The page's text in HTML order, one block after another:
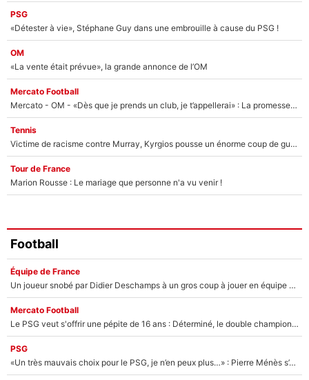
PSG
«Détester à vie», Stéphane Guy dans une embrouille à cause du PSG !
OM
«La vente était prévue», la grande annonce de l’OM
Mercato Football
Mercato - OM - «Dès que je prends un club, je t’appellerai» : La promesse de Marcelino au moment de claquer la porte
Tennis
Victime de racisme contre Murray, Kyrgios pousse un énorme coup de gueule !
Tour de France
Marion Rousse : Le mariage que personne n'a vu venir !
Football
Équipe de France
Un joueur snobé par Didier Deschamps à un gros coup à jouer en équipe de France : Zinedine Zidane a trouvé son numéro 9 ?
Mercato Football
Le PSG veut s'offrir une pépite de 16 ans : Déterminé, le double champion d'Europe en titre est prêt à lâcher 40M€ pour celui que l'on compare déjà à Vinicius Jr !
PSG
«Un très mauvais choix pour le PSG, je n’en peux plus…» : Pierre Ménès s’est complètement trompé avec Luis Enrique et ces déclarations le prouvent !